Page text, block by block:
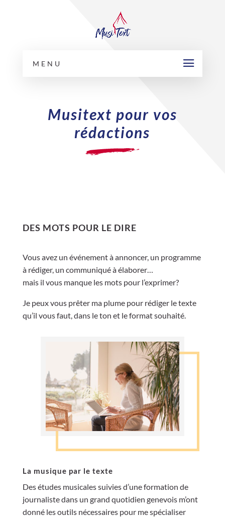
MENU
Musitext pour vos
rédactions
DES MOTS POUR LE DIRE
Vous avez un événement à annoncer, un programme
à rédiger, un communiqué à élaborer…
mais il vous manque les mots pour l’exprimer?
Je peux vous prêter ma plume pour rédiger le texte
qu’il vous faut, dans le ton et le format souhaité.
La musique par le texte
Des études musicales suivies d’une formation de
journaliste dans un grand quotidien genevois m’ont
donné les outils nécessaires pour me spécialiser